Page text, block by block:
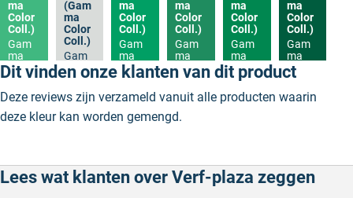
ma
Color
Coll.)
Gam
ma
Color
Collec
(Gam
ma
Color
Coll.)
Gam
ma
Color
Collec
tion
ma
Color
Coll.)
Gam
ma
Color
Collec
ma
Color
Coll.)
Gam
ma
Color
Collec
tion
ma
Color
Coll.)
Gam
ma
Color
Collec
tion
ma
Color
Coll.)
Gam
ma
Color
Collec
Dit vinden onze klanten van dit product
Deze reviews zijn verzameld vanuit alle producten waarin
deze kleur kan worden gemengd.
Lees wat klanten over Verf-plaza zeggen